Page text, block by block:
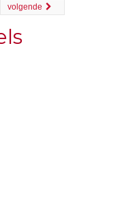
volgende